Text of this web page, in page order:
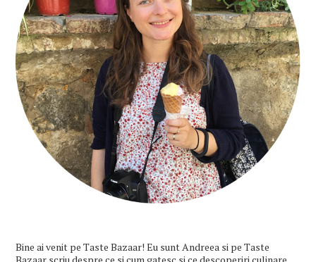
Bine ai venit pe Taste Bazaar! Eu sunt Andreea si pe Taste